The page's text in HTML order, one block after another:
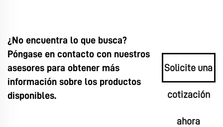
¿No encuentra lo que busca?
Póngase en contacto con nuestros
asesores para obtener más
información sobre los productos
disponibles.
Solicite una
cotización
ahora